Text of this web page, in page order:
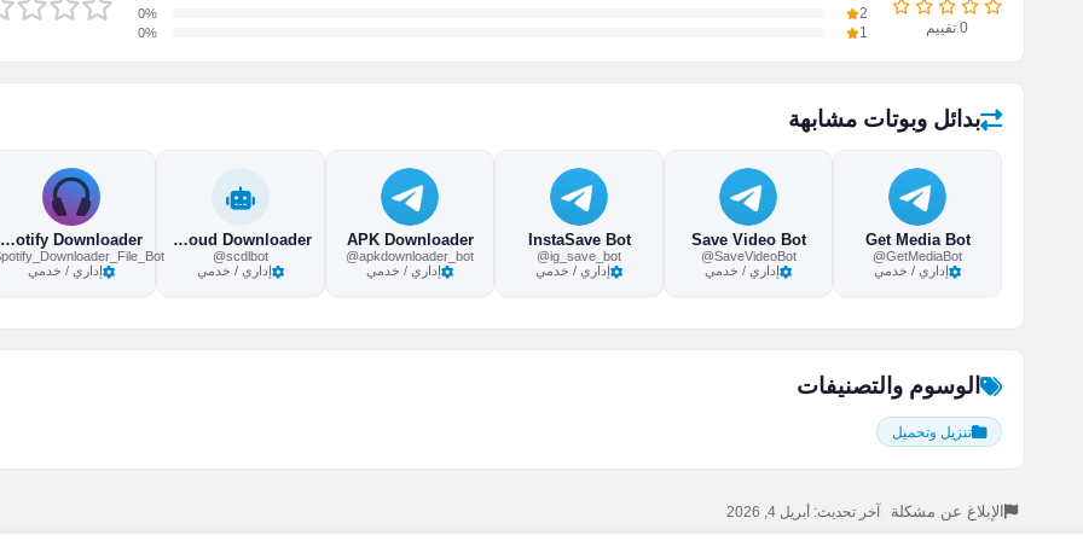
0 تقييم
2
0%
1
0%
بدائل وبوتات مشابهة
Get Media Bot
@GetMediaBot
إداري / خدمي
Save Video Bot
@SaveVideoBot
إداري / خدمي
InstaSave Bot
@ig_save_bot
إداري / خدمي
APK Downloader
@apkdownloader_bot
إداري / خدمي
SoundCloud Downloader
@scdlbot
إداري / خدمي
Spotify Downloader
إداري / خدمي
الوسوم والتصنيفات
تنزيل وتحميل
الإبلاغ عن مشكلة آخر تحديث: أبريل 4, 2026